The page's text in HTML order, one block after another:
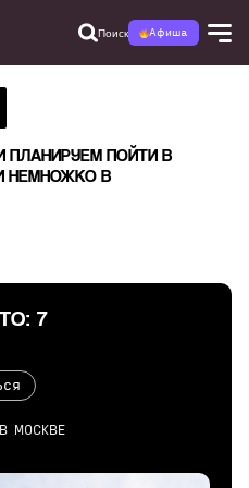
Поиск Афиша
ПОЙТИ В
НЕМНОЖКО В
7
МОСКВЕ